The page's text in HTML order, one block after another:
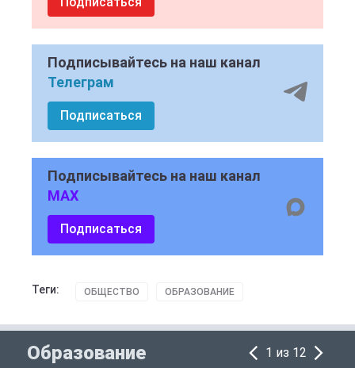
Подписывайтесь на наш канал
Телеграм
Подписаться
Подписывайтесь на наш канал
MAX
Подписаться
Теги: ОБЩЕСТВО ОБРАЗОВАНИЕ
Образование 1 из 12